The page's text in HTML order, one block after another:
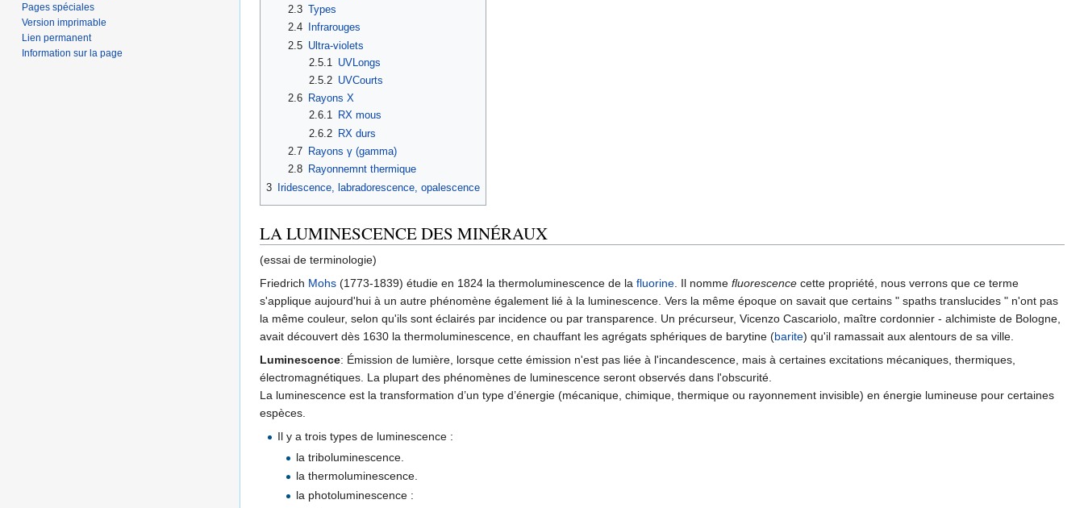
2.3 Types
2.4
Infrarouges
2.5 Ultra-violets
2.5.1
UVLongs
2.5.2 UVCourts
2.6
Rayons X
2.6.1 RX mous
2.6.2 RX durs
2.7
Rayons γ (gamma)
2.8
Rayonnemnt thermique
3 Iridescence, labradorescence, opalescence
LA LUMINESCENCE DES MINÉRAUX
(essai de terminologie)
Friedrich Mohs (1773-1839) étudie en 1824 la thermoluminescence de la fluorine . Il nomme fluorescence cette propriété, nous verrons que ce terme
s'applique aujourd'hui à un autre phénomène également lié à la luminescence. Vers la même époque on savait que certains " spaths translucides " n'ont pas
la même couleur, selon qu'ils sont éclairés par incidence ou par transparence. Un précurseur, Vicenzo Cascariolo, maître cordonnier - alchimiste de Bologne,
avait découvert dès 1630 la thermoluminescence, en chauffant les agrégats sphériques de barytine (barite) qu'il ramassait aux alentours de sa ville.
Luminescence: Émission de lumière, lorsque cette émission n'est pas liée à l'incandescence, mais à certaines excitations mécaniques, thermiques,
électromagnétiques. La plupart des phénomènes de luminescence seront observés dans l'obscurité.
La luminescence est la transformation d’un type d’énergie (mécanique, chimique, thermique ou rayonnement invisible) en énergie lumineuse pour certaines
espèces.
Il y a trois types de luminescence :
la triboluminescence.
la thermoluminescence.
la photoluminescence :
Pages spéciales
Version imprimable
Lien permanent
Information sur la page